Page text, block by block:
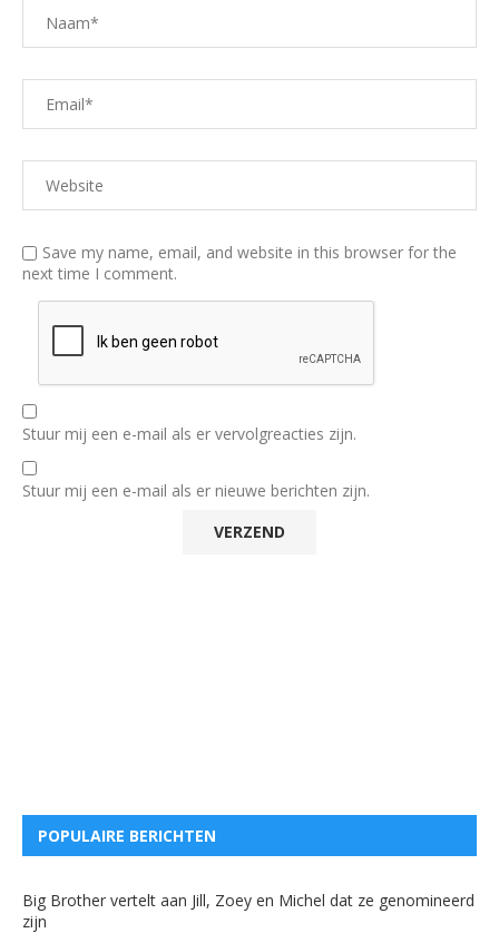
Save my name, email, and website in this browser for the
next time I comment.
Stuur mij een e-mail als er vervolgreacties zijn.
Stuur mij een e-mail als er nieuwe berichten zijn.
POPULAIRE BERICHTEN
Big Brother vertelt aan Jill, Zoey en Michel dat ze genomineerd
zijn